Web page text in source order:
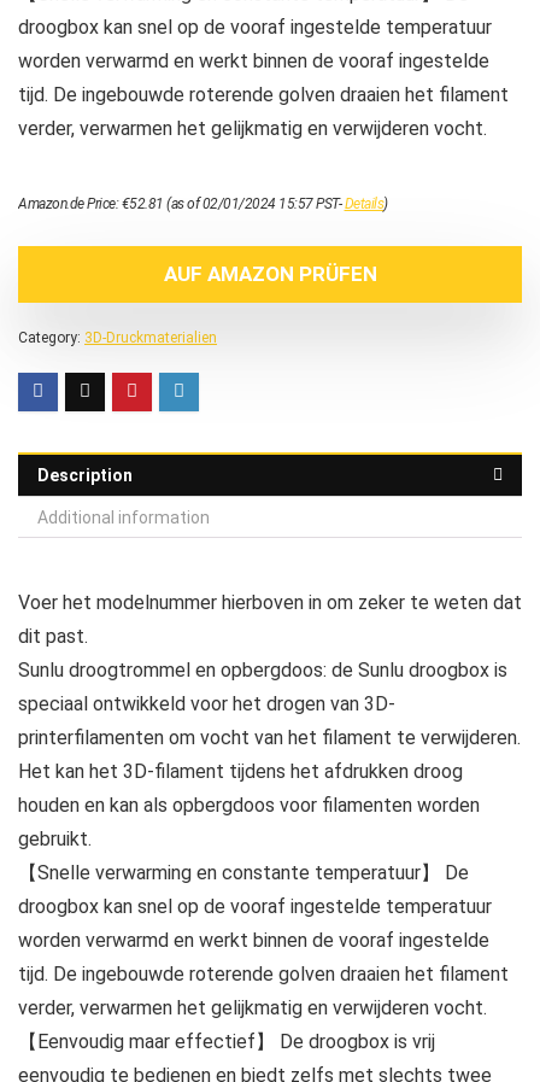
droogbox kan snel op de vooraf ingestelde temperatuur
worden verwarmd en werkt binnen de vooraf ingestelde
tijd. De ingebouwde roterende golven draaien het filament
verder, verwarmen het gelijkmatig en verwijderen vocht.
Amazon.de Price:€52.81 (as of 02/01/2024 15:57 PST-Details)
AUF AMAZON PRÜFEN
Category: 3D-Druckmaterialien
Description
Additional information
Voer het modelnummer hierboven in om zeker te weten dat
dit past.
Sunlu droogtrommel en opbergdoos: de Sunlu droogbox is
speciaal ontwikkeld voor het drogen van 3D-
printerfilamenten om vocht van het filament te verwijderen.
Het kan het 3D-filament tijdens het afdrukken droog
houden en kan als opbergdoos voor filamenten worden
gebruikt.
【Snelle verwarming en constante temperatuur】 De
droogbox kan snel op de vooraf ingestelde temperatuur
worden verwarmd en werkt binnen de vooraf ingestelde
tijd. De ingebouwde roterende golven draaien het filament
verder, verwarmen het gelijkmatig en verwijderen vocht.
【Eenvoudig maar effectief】 De droogbox is vrij
eenvoudig te bedienen en biedt zelfs met slechts twee